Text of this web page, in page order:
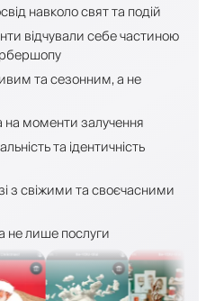
навколо свят та подій
відчували себе частиною
та сезонним, а не
моменти залучення
та ідентичність
з свіжими та своєчасними
не лише послуги